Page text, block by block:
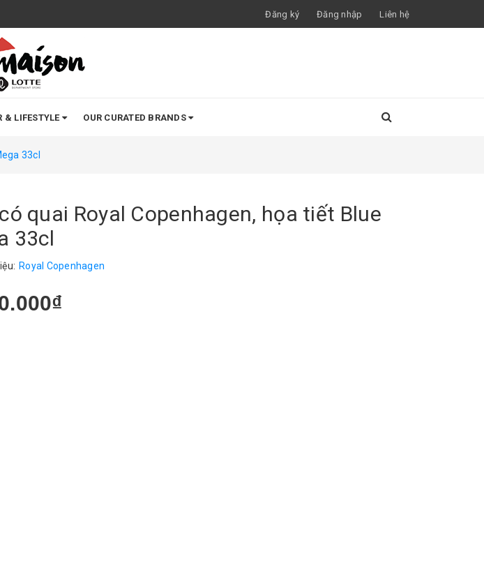
Đăng ký Đăng nhập Liên hệ
& LIFESTYLE OUR CURATED BRANDS
33cl
quai Royal Copenhagen, họa tiết Blue
33cl
Royal Copenhagen